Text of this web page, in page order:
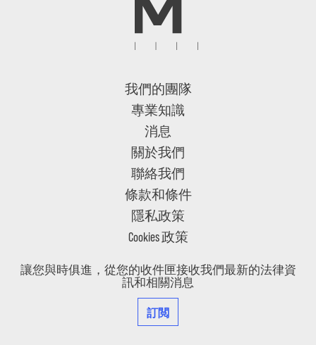
我們的團隊
專業知識
消息
關於我們
聯絡我們
條款和條件
隱私政策
Cookies 政策
讓您與時俱進，從您的收件匣接收我們最新的法律資
訊和相關消息
訂閲